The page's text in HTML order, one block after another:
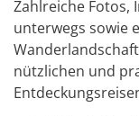
Zahlreiche Fotos,
unterwegs sowie
nützlichen und